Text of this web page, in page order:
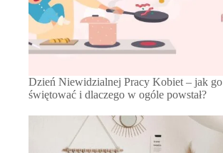
Dzień Niewidzialnej Pracy Kobiet – jak go
świętować i dlaczego w ogóle powstał?